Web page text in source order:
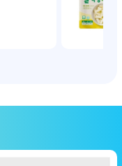
nắng mặt trời trực